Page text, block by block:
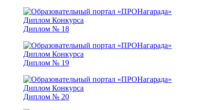
Диплом № 18
Диплом № 19
Диплом № 20